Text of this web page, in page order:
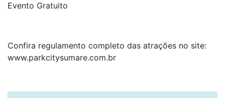
Evento Gratuito
Confira regulamento completo das atrações no site:
www.parkcitysumare.com.br